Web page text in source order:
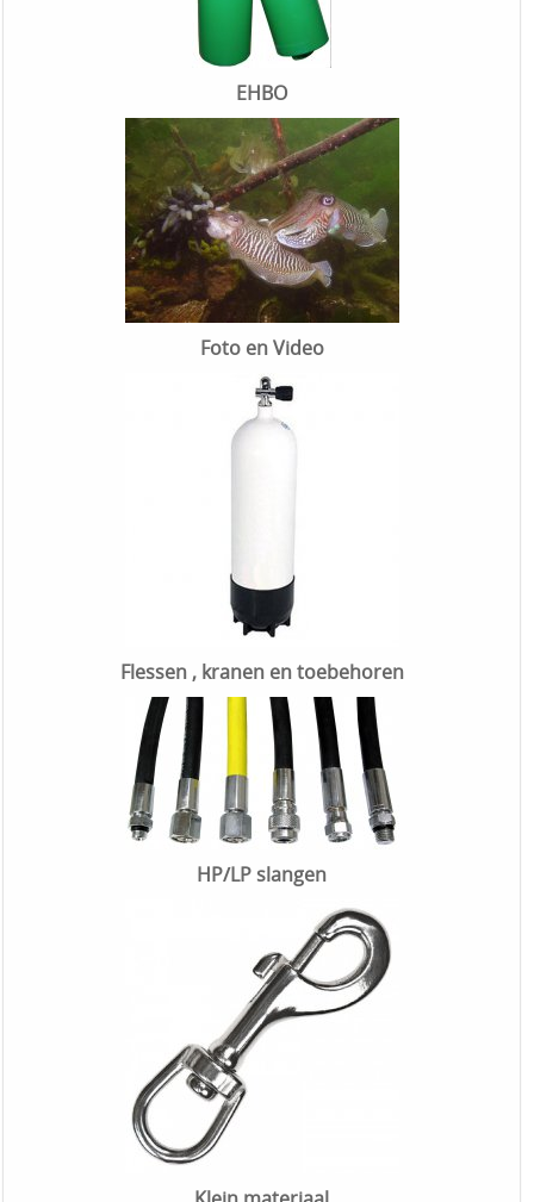
EHBO
Foto en Video
Flessen , kranen en toebehoren
HP/LP slangen